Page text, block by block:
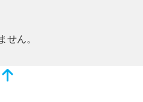
せん。